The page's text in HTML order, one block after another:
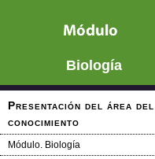
Biología
Presentación del área del
conocimiento
Módulo. Biología